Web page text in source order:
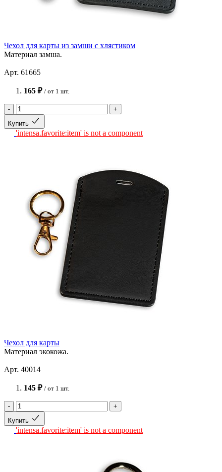
Чехол для карты из замши с хлястиком
Материал замша.
Арт. 61665
165 ₽ / от 1 шт.
-
+
Купить
'intensa.favorite:item' is not a component
Чехол для карты
Материал экокожа.
Арт. 40014
145 ₽ / от 1 шт.
-
+
Купить
'intensa.favorite:item' is not a component